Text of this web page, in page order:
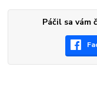
Páčil sa vám